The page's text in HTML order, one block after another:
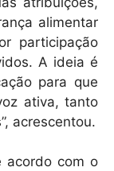
alimentar
participação
A ideia é
para que
ativa, tanto
acrescentou.
acordo com o